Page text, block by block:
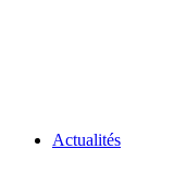
Actualités